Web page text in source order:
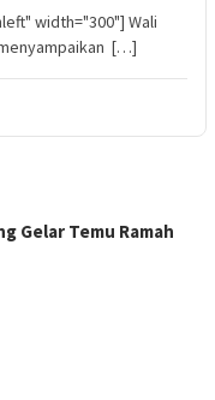
width="300"] Wali
[…]
Gelar Temu Ramah